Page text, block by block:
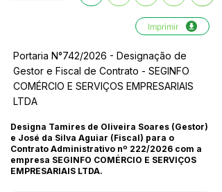
Imprimir
Portaria N°742/2026 - Designação de
Gestor e Fiscal de Contrato - SEGINFO
COMÉRCIO E SERVIÇOS EMPRESARIAIS
LTDA
Designa Tamires de Oliveira Soares (Gestor)
e José da Silva Aguiar (Fiscal) para o
Contrato Administrativo nº 222/2026 com a
empresa SEGINFO COMÉRCIO E SERVIÇOS
EMPRESARIAIS LTDA.